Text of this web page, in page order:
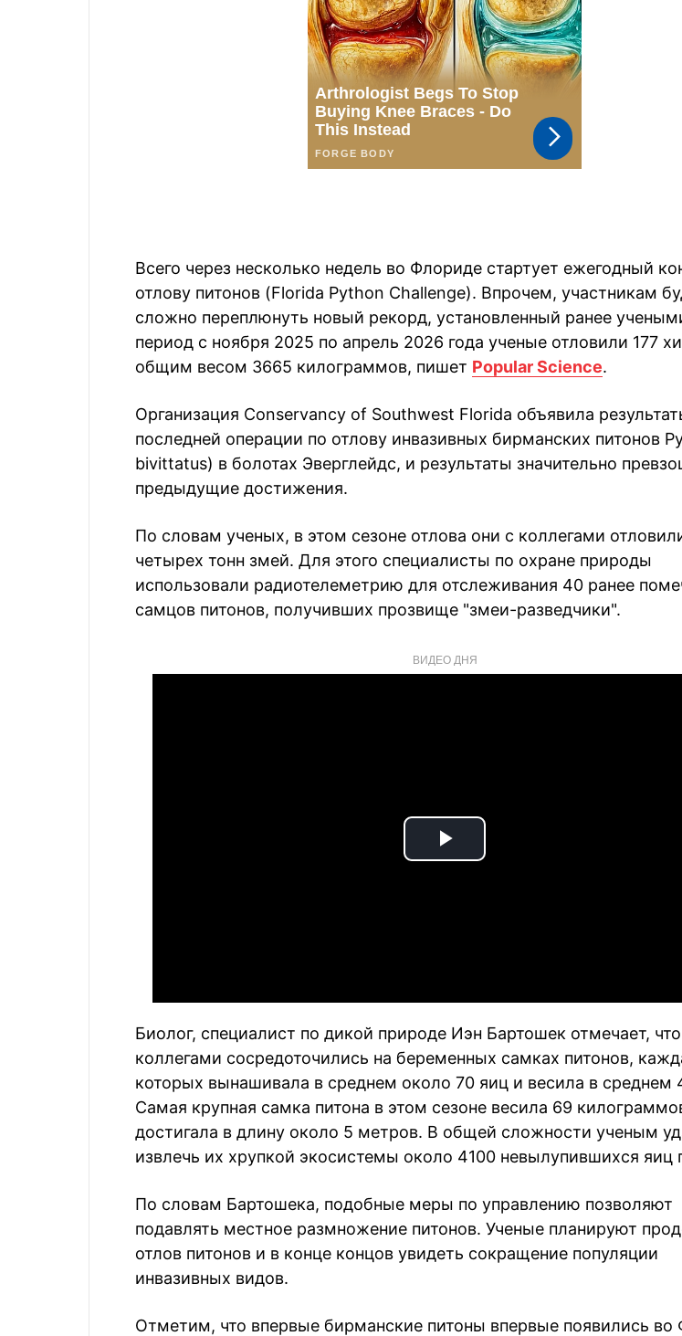
Всего через несколько недель во Флориде стартует ежегодный
отлову питонов (Florida Python Challenge). Впрочем, участникам
сложно переплюнуть новый рекорд, установленный ранее
период с ноября 2025 по апрель 2026 года ученые отловили 177
общим весом 3665 килограммов, пишет Popular Science.
Организация Conservancy of Southwest Florida объявила
последней операции по отлову инвазивных бирманских питонов
bivittatus) в болотах Эверглейдс, и результаты значительно
предыдущие достижения.
По словам ученых, в этом сезоне отлова они с коллегами
четырех тонн змей. Для этого специалисты по охране природы
использовали радиотелеметрию для отслеживания 40 ранее
самцов питонов, получивших прозвище "змеи-разведчики".
ВИДЕО ДНЯ
Play
Биолог, специалист по дикой природе Иэн Бартошек отмечает,
коллегами сосредоточились на беременных самках питонов,
которых вынашивала в среднем около 70 яиц и весила в среднем
Самая крупная самка питона в этом сезоне весила 69
достигала в длину около 5 метров. В общей сложности ученым
извлечь их хрупкой экосистемы около 4100 невылупившихся яиц
По словам Бартошека, подобные меры по управлению позволяют
подавлять местное размножение питонов. Ученые планируют
отлов питонов и в конце концов увидеть сокращение популяции
инвазивных видов.
Отметим, что впервые бирманские питоны впервые появились во